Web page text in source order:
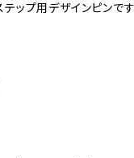
ップ用デザインピンです